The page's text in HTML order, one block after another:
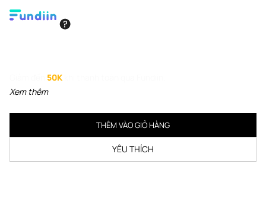
50K
Xem thêm
THÊM VÀO GIỎ HÀNG
YÊU THÍCH